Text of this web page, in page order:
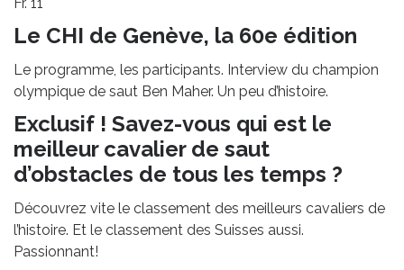
Fr. 11
Le CHI de Genève, la 60e édition
Le programme, les participants. Interview du champion
olympique de saut Ben Maher. Un peu d’histoire.
Exclusif ! Savez-vous qui est le
meilleur cavalier de saut
d’obstacles de tous les temps ?
Découvrez vite le classement des meilleurs cavaliers de
l’histoire. Et le classement des Suisses aussi.
Passionnant!